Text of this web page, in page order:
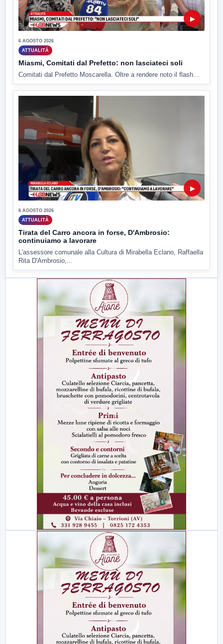
▶
6 AGOSTO 2026
ATTUALITÀ
Miasmi, Comitati dal Prefetto: non lasciateci soli
Comitati dal Prefetto Moscarella. Oltre a rendere noto il flash...
▶
6 AGOSTO 2026
ATTUALITÀ
Tirata del Carro ancora in forse, D'Ambrosio:
continuiamo a lavorare
L'assessore comunale alla Cultura di Mirabella Eclano, Raffaella
Rita D'Ambrosio,...